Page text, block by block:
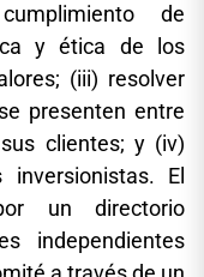
de
y ética de los
(iii) resolver
presenten entre
clientes; y (iv)
El
un directorio
independientes